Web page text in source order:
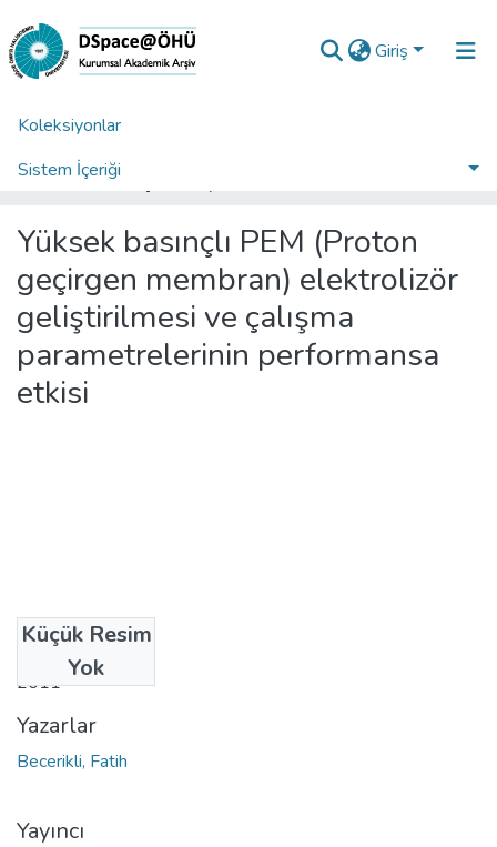
Giriş
Koleksiyonlar
Sistem İçeriği
Analiz
Talep/Soru
Ana Sayfa
Yüksek basınçlı PEM (Proton
geçirgen membran) elektrolizör
geliştirilmesi ve çalışma
parametrelerinin performansa
etkisi
Küçük Resim
Yok
Tarih
2011
Yazarlar
Becerikli, Fatih
Yayıncı